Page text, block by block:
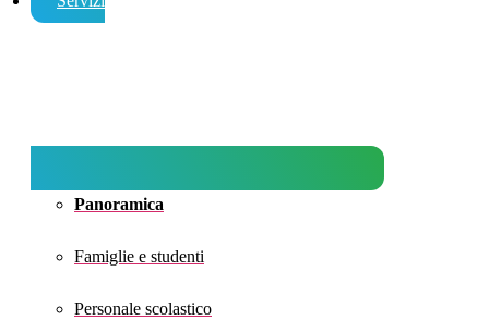
Panoramica
Famiglie e studenti
Personale scolastico